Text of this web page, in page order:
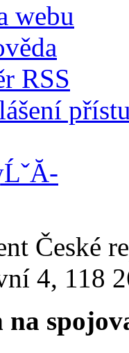
webu
RSS
České
4, 118
na